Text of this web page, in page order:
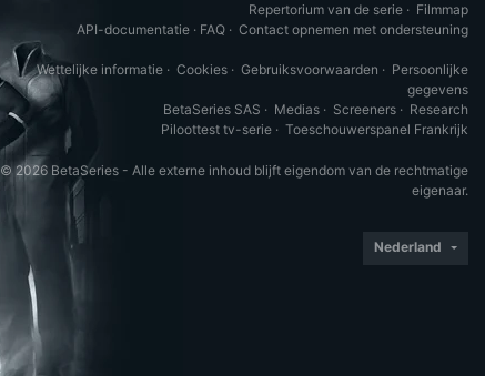
Repertorium van de serie · Filmmap
API-documentatie · FAQ · Contact opnemen met ondersteuning
Wettelijke informatie · Cookies · Gebruiksvoorwaarden · Persoonlijke
gegevens
BetaSeries SAS · Medias · Screeners · Research
Piloottest tv-serie · Toeschouwerspanel Frankrijk
© 2026 BetaSeries - Alle externe inhoud blijft eigendom van de rechtmatige
eigenaar.
Nederland